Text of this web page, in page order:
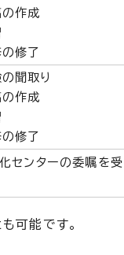
作成
修了
聞取り
作成
修了
センターの委嘱を
可能です。